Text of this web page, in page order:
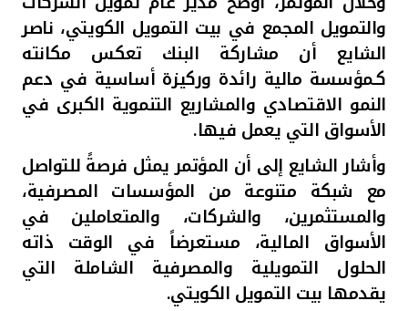
مملكة البحرين
والتمويل المجمع في بيت التمويل الكويتي، ناصر
الشايع أن مشاركة البنك تعكس مكانته
كـمؤسسة مالية رائدة وركيزة أساسية في دعم
النمو الاقتصادي والمشاريع التنموية الكبرى في
الأسواق التي يعمل فيها.
وأشار الشايع إلى أن المؤتمر يمثل فرصةً للتواصل
مع شبكة متنوعة من المؤسسات المصرفية،
والمستثمرين، والشركات، والمتعاملين في
الأسواق المالية، مستعرضاً في الوقت ذاته
الحلول التمويلية والمصرفية الشاملة التي
يقدمها بيت التمويل الكويتي.